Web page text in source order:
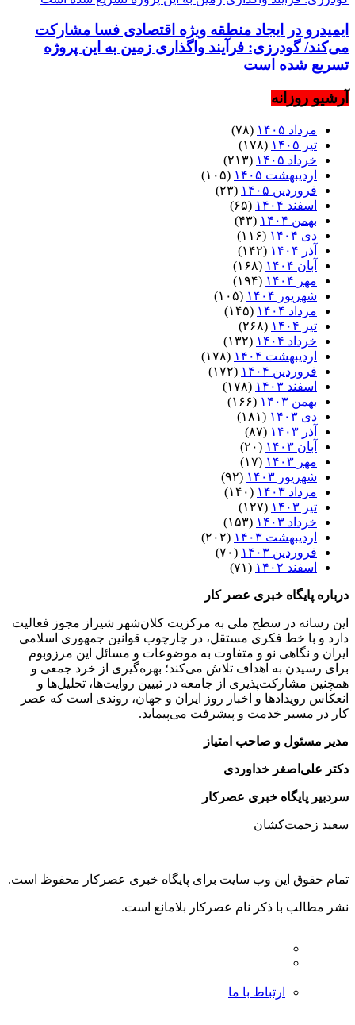
ایمیدرو در ایجاد منطقه ویژه اقتصادی فسا مشارکت
می‌کند/ گودرزی: فرآیند واگذاری زمین به این پروژه
تسریع شده است
آرشیو روزانه
مرداد ۱۴۰۵
(۷۸)
تیر ۱۴۰۵
(۱۷۸)
خرداد ۱۴۰۵
(۲۱۳)
اردیبهشت ۱۴۰۵
(۱۰۵)
فروردین ۱۴۰۵
(۲۳)
اسفند ۱۴۰۴
(۶۵)
بهمن ۱۴۰۴
(۴۳)
دی ۱۴۰۴
(۱۱۶)
آذر ۱۴۰۴
(۱۴۲)
آبان ۱۴۰۴
(۱۶۸)
مهر ۱۴۰۴
(۱۹۴)
شهریور ۱۴۰۴
(۱۰۵)
مرداد ۱۴۰۴
(۱۴۵)
تیر ۱۴۰۴
(۲۶۸)
خرداد ۱۴۰۴
(۱۳۲)
اردیبهشت ۱۴۰۴
(۱۷۸)
فروردین ۱۴۰۴
(۱۷۲)
اسفند ۱۴۰۳
(۱۷۸)
بهمن ۱۴۰۳
(۱۶۶)
دی ۱۴۰۳
(۱۸۱)
آذر ۱۴۰۳
(۸۷)
آبان ۱۴۰۳
(۲۰)
مهر ۱۴۰۳
(۱۷)
شهریور ۱۴۰۳
(۹۲)
مرداد ۱۴۰۳
(۱۴۰)
تیر ۱۴۰۳
(۱۲۷)
خرداد ۱۴۰۳
(۱۵۳)
اردیبهشت ۱۴۰۳
(۲۰۲)
فروردین ۱۴۰۳
(۷۰)
اسفند ۱۴۰۲
(۷۱)
درباره پایگاه خبری عصر کار
این رسانه در سطح ملی به مرکزیت کلان‌شهر شیراز مجوز فعالیت
دارد و با خط فکری مستقل، در چارچوب قوانین جمهوری اسلامی
ایران و نگاهی نو و متفاوت به موضوعات ‌و مسائل این مرزوبوم
برای رسیدن به اهداف تلاش می‌کند؛ بهره‌گیری از خرد جمعی و
همچنین مشارکت‌پذیری از جامعه در تبیین روایت‌ها، تحلیل‌ها و
انعکاس رویدادها و اخبار روز ایران و جهان، روندی است که عصر
کار در مسیر خدمت و پیشرفت می‌پیماید.
مدیر مسئول و صاحب امتیاز
دکتر علی‌اصغر خداوردی
سردبیر پایگاه خبری عصرکار
سعید زحمت‌کشان
تمام حقوق این وب سایت برای پایگاه خبری عصرکار محفوظ است.
نشر مطالب با ذکر نام عصرکار بلامانع است.
ارتباط با ما